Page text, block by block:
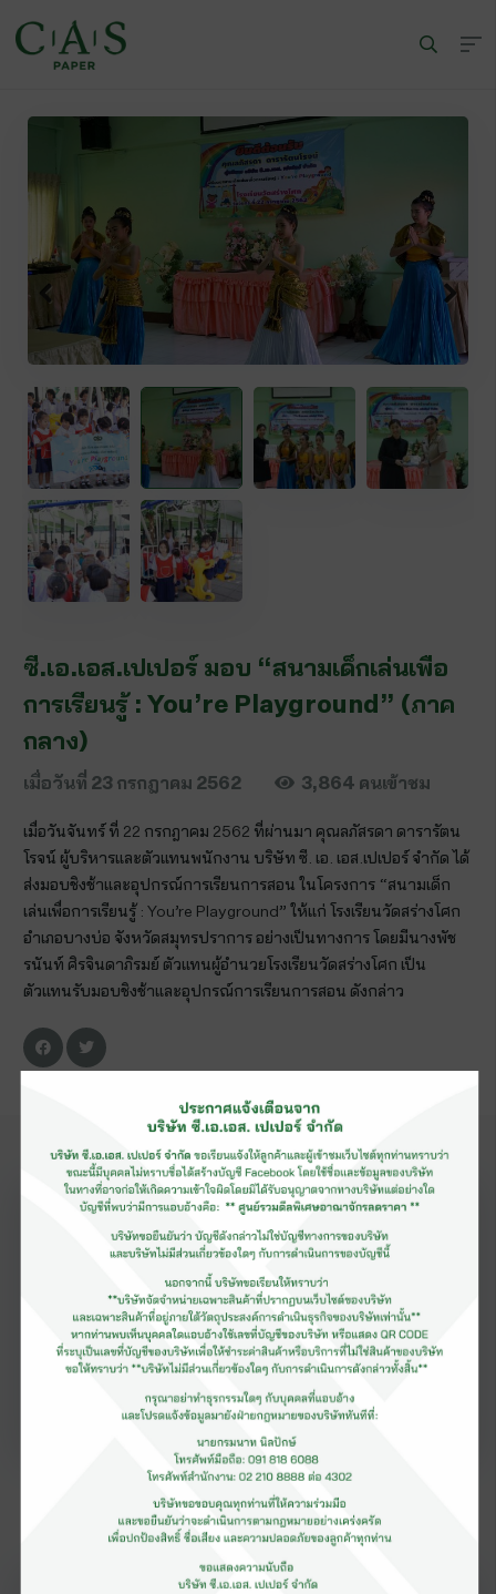
ซี.เอ.เอส.เปเปอร์ มอบ “สนามเด็กเล่นเพื่อ
การเรียนรู้ : You’re Playground” (ภาค
กลาง)
เมื่อวันที่ 23 กรกฎาคม 2562 3,864 คนเข้าชม
เมื่อวันจันทร์ ที่ 22 กรกฎาคม 2562 ที่ผ่านมา คุณลภัสรดา ดารารัตน
โรจน์ ผู้บริหารและตัวแทนพนักงาน บริษัท ซี. เอ. เอส.เปเปอร์ จำกัด ได้
ส่งมอบชิงช้าและอุปกรณ์การเรียนการสอน ในโครงการ “สนามเด็ก
เล่นเพื่อการเรียนรู้ : You’re Playground” ให้แก่ โรงเรียนวัดสร่างโศก
อำเภอบางบ่อ จังหวัดสมุทรปราการ อย่างเป็นทางการ โดยมีนางพัช
รนันท์ ศิรจินดาภิรมย์ ตัวแทนผู้อำนวยโรงเรียนวัดสร่างโศก เป็น
ตัวแทนรับมอบชิงช้าและอุปกรณ์การเรียนการสอน ดังกล่าว
ข่าวสารแนะนำ ดูเพิ่มเติม
28 เมษายน 2565
เยี่ยมชมโรงงานผลิตกระดาษทิชชู ซี. เอ. เอส.
เปเปอร์ มิลล์ จ.สิงห์บุรี